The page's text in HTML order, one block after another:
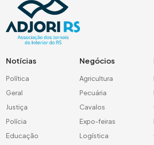
Notícias
Política
Geral
Justiça
Polícia
Educação
Negócios
Agricultura
Pecuária
Cavalos
Expo-feiras
Logística